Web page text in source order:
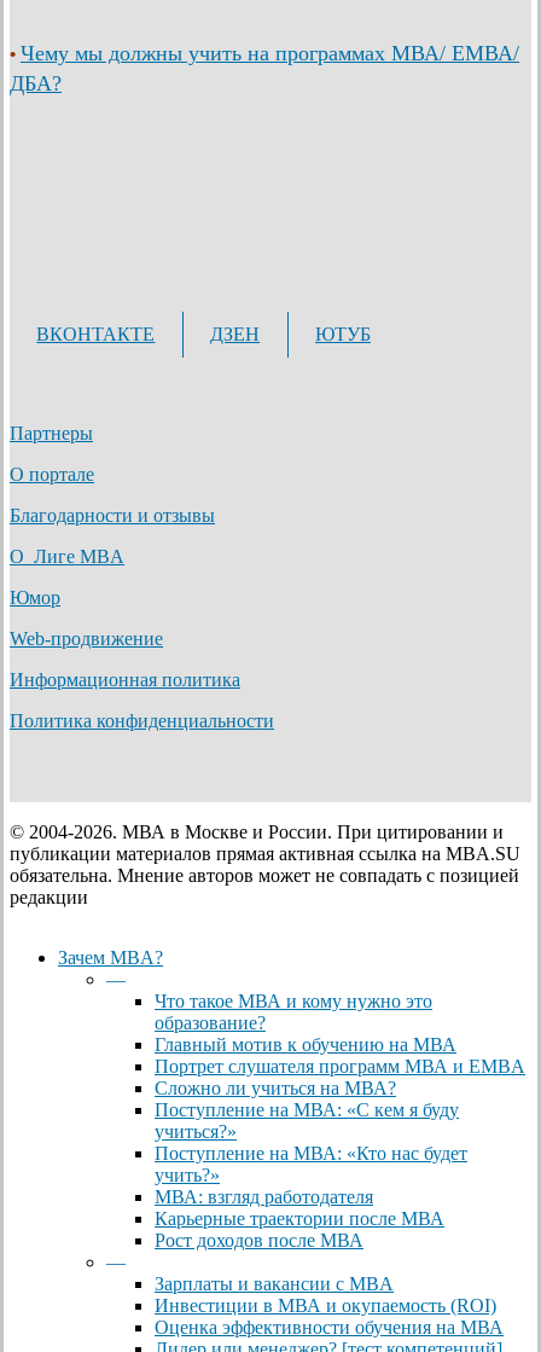
• Чему мы должны учить на программах МВА/ ЕМВА/
ДБА?
ВКОНТАКТЕ ДЗЕН ЮТУБ
Партнеры
О портале
Благодарности и отзывы
О Лиге MBA
Юмор
Web-продвижение
Информационная политика
Политика конфиденциальности
© 2004-2026. МВА в Москве и России. При цитировании и
публикации материалов прямая активная ссылка на MBA.SU
обязательна. Мнение авторов может не совпадать с позицией
редакции
Close
Зачем MBA?
—
Что такое МВА и кому нужно это
образование?
Главный мотив к обучению на МВА
Портрет слушателя программ МВА и EMBA
Сложно ли учиться на МВА?
Поступление на МВА: «С кем я буду
учиться?»
Поступление на МВА: «Кто нас будет
учить?»
МВА: взгляд работодателя
Карьерные траектории после МВА
Рост доходов после МВА
—
Зарплаты и вакансии с MBA
Инвестиции в МВА и окупаемость (ROI)
Оценка эффективности обучения на МВА